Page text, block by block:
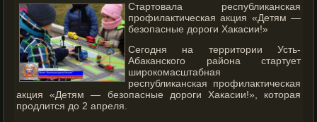
Стартовала республиканская
профилактическая акция «Детям —
безопасные дороги Хакасии!»
Сегодня на территории Усть-
Абаканского района стартует
широкомасштабная
республиканская профилактическая
акция «Детям — безопасные дороги Хакасии!», которая
продлится до 2 апреля.